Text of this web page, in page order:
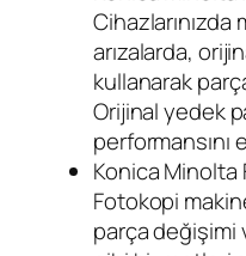
arızalarda,
kullanarak
Orijinal yedek
Konica Minolta
Fotokopi
parça değişimi